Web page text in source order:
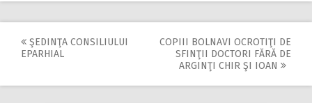
Post
navigation
ŞEDINŢA CONSILIULUI
EPARHIAL
COPIII BOLNAVI OCROTIŢI DE
SFINŢII DOCTORI FĂRĂ DE
ARGINŢI CHIR ŞI IOAN